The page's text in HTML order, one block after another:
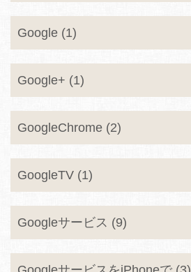
Google (1)
Google+ (1)
GoogleChrome (2)
GoogleTV (1)
Googleサービス (9)